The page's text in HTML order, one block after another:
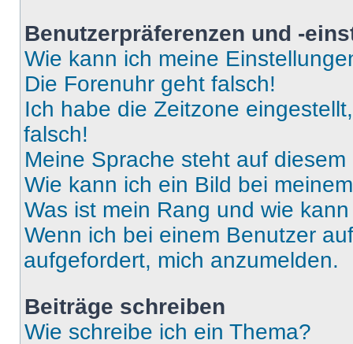
Benutzerpräferenzen und -
Wie kann ich meine
Die Forenuhr geht falsch!
Ich habe die Zeitzone
falsch!
Meine Sprache steht auf
Wie kann ich ein Bild bei
Was ist mein Rang und wie
Wenn ich bei einem Benutzer
aufgefordert, mich anzumelden.
Beiträge schreiben
Wie schreibe ich ein Thema?